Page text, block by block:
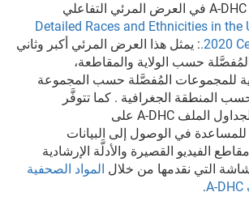
Detailed Races and Ethnicities in the
.2020: يمثل هذا العرض المرئي أكبر وثاني
حسب الولاية والمقاطعة،
للمجموعات المُفصَّلة حسب المجموعة
المنطقة الجغرافية . كما تتوفَّر
المجموعة الكاملة لجداول الملف A-DHC على
للمساعدة في الوصول إلى البيانات
الفيديو القصيرة والأدلَّة الإرشادية
التي نقدمها من خلال المواد الصحفية
A-DHC
.